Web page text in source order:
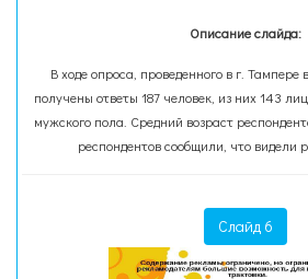
Описание слайда:
В ходе опроса, проведенного в г. Тампере
получены ответы 187 человек, из них 143
мужского пола. Средний возраст
респондентов сообщили, что видели
Слайд 6